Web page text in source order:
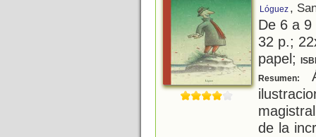
Lóguez ,
De 6 a
32 p.;
papel;
Resumen:
de la